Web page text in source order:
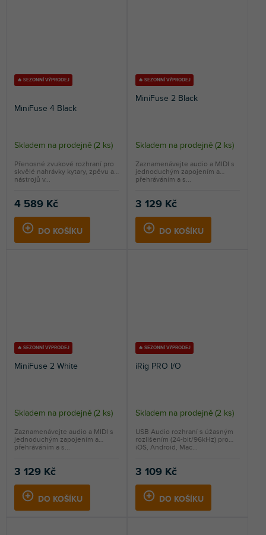
🔥 SEZONNÍ VÝPRODEJ
MiniFuse 4 Black
Průměrné
hodnocení
produktu
5,0
hvězdiček.
Skladem na prodejně (2 ks)
4 589 Kč
DO KOŠÍKU
Přenosné zvukové rozhraní pro
skvělé nahrávky kytary, zpěvu a
nástrojů v...
🔥 SEZONNÍ VÝPRODEJ
MiniFuse 2 Black
Skladem na prodejně (2 ks)
3 129 Kč
DO KOŠÍKU
Zaznamenávejte audio a MIDI s
jednoduchým zapojením a
přehráváním a s...
🔥 SEZONNÍ VÝPRODEJ
MiniFuse 2 White
Skladem na prodejně (2 ks)
3 129 Kč
DO KOŠÍKU
Zaznamenávejte audio a MIDI s
jednoduchým zapojením a
přehráváním a s...
🔥 SEZONNÍ VÝPRODEJ
iRig PRO I/O
Skladem na prodejně (2 ks)
3 109 Kč
DO KOŠÍKU
USB Audio rozhraní s úžasným
rozlišením (24-bit/96kHz) pro
iOS, Android, Mac...